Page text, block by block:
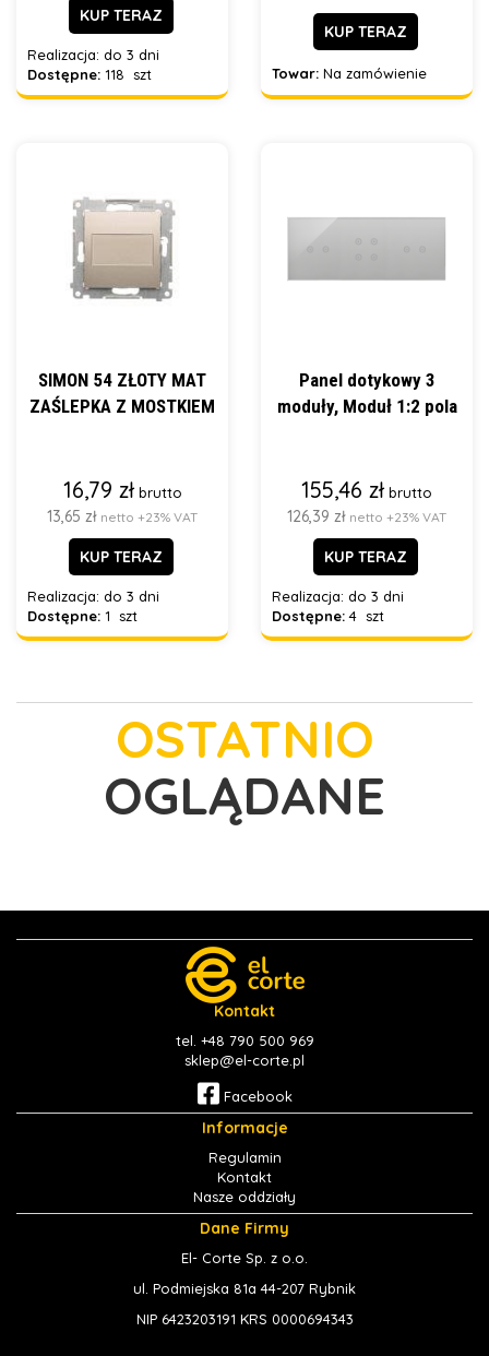
KUP TERAZ
Realizacja: do 3 dni
Dostępne: 118 szt
KUP TERAZ
Towar: Na zamówienie
SIMON 54 ZŁOTY MAT
ZAŚLEPKA Z MOSTKIEM
16,79 zł brutto
13,65 zł netto +23% VAT
KUP TERAZ
Realizacja: do 3 dni
Dostępne: 1 szt
Panel dotykowy 3
moduły, Moduł 1:2 pola
155,46 zł brutto
126,39 zł netto +23% VAT
KUP TERAZ
Realizacja: do 3 dni
Dostępne:4 szt
OSTATNIO
OGLĄDANE
Kontakt
tel. +48 790 500 969
sklep@el-corte.pl
Facebook
Informacje
Regulamin
Kontakt
Nasze oddziały
Dane Firmy
El- Corte Sp. z o.o.
ul. Podmiejska 81a 44-207 Rybnik
NIP 6423203191 KRS 0000694343